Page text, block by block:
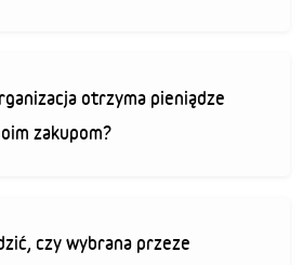
otrzyma pieniądze
zakupom?
czy wybrana przeze